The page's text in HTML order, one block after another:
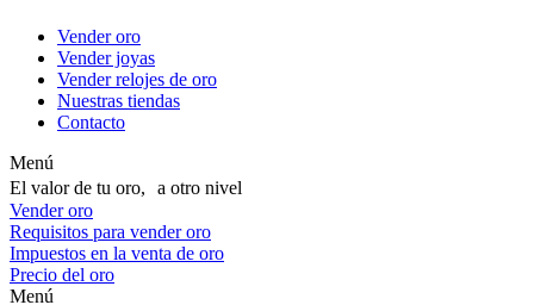
Vender oro
Vender joyas
Vender relojes de oro
Nuestras tiendas
Contacto
Menú
El valor de tu oro, a otro nivel
Vender oro
Requisitos para vender oro
Impuestos en la venta de oro
Precio del oro
Menú